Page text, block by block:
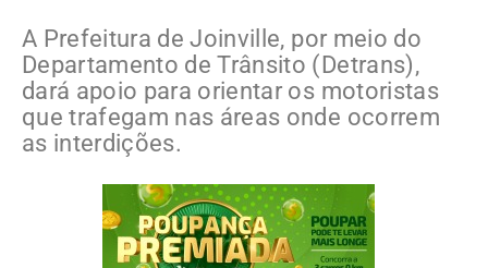
A Prefeitura de Joinville, por meio do
Departamento de Trânsito (Detrans),
dará apoio para orientar os motoristas
que trafegam nas áreas onde ocorrem
as interdições.